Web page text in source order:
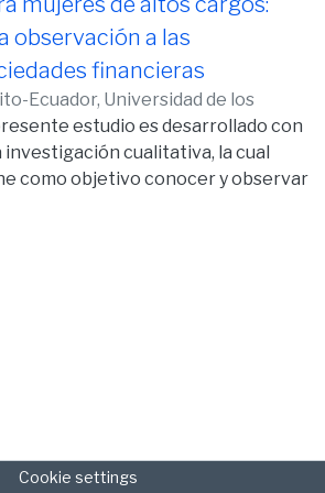
observación a las
financieras
Ecuador, Universidad de los
2015,2015-06-15)Caiza
María Fernanda
estudio es desarrollado con
investigación cualitativa, la cual
como objetivo conocer y observar
culturales y sociales,
Cookie settings